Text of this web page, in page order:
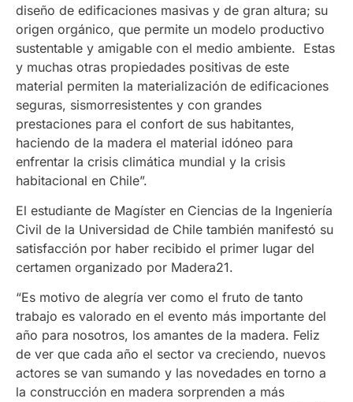
diseño de edificaciones masivas y de gran altura; su
origen orgánico, que permite un modelo productivo
sustentable y amigable con el medio ambiente. Estas
y muchas otras propiedades positivas de este
material permiten la materialización de edificaciones
seguras, sismorresistentes y con grandes
prestaciones para el confort de sus habitantes,
haciendo de la madera el material idóneo para
enfrentar la crisis climática mundial y la crisis
habitacional en Chile”.
El estudiante de Magíster en Ciencias de la Ingeniería
Civil de la Universidad de Chile también manifestó su
satisfacción por haber recibido el primer lugar del
certamen organizado por Madera21.
“Es motivo de alegría ver como el fruto de tanto
trabajo es valorado en el evento más importante del
año para nosotros, los amantes de la madera. Feliz
de ver que cada año el sector va creciendo, nuevos
actores se van sumando y las novedades en torno a
la construcción en madera sorprenden a más